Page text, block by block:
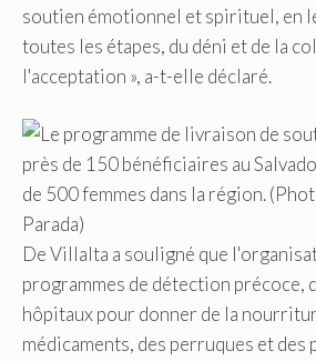
soutien émotionnel et spirituel, en
toutes les étapes, du déni et de la
l'acceptation », a-t-elle déclaré.
De Villalta a souligné que
programmes de détection précoce,
hôpitaux pour donner de la
médicaments, des perruques et des